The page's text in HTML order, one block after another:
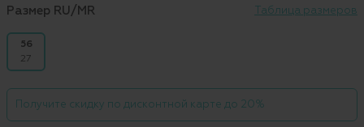
Размер RU/MR Таблица размеров
56
27
Получите скидку по дисконтной карте до 20%